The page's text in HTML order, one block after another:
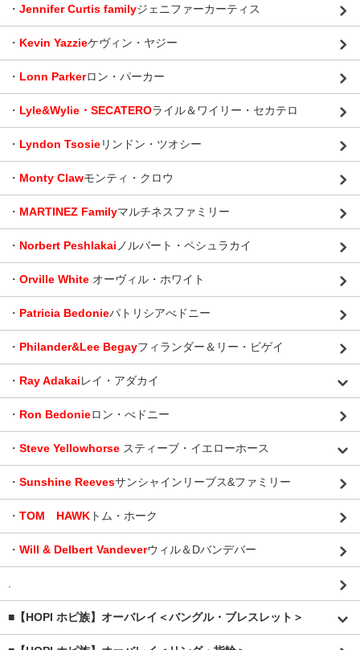
・ Jennifer Curtis familyジェニファーカーティス
・ Kevin Yazzieケヴィン・ヤジー
・ Lonn Parkerロン・パーカー
・ Lyle&Wylie・SECATEROライル＆ワイリー・セカテロ
・ Lyndon Tsosieリンドン・ツオシー
・ Monty Clawモンティ・クロウ
・ MARTINEZ Familyマルチネスファミリー
・ Norbert Peshlakai ノルバート・ペシュラカイ
・ Orville White オーヴィル・ホワイト
・ Patricia Bedonieパトリシアべドニー
・ Philander&Lee Begayフィランダー＆リー・ビゲイ
・ Ray Adakaiレイ・アダカイ
・ Ron Bedonieロン・べドニー
・ Steve Yellowhorse スティーブ・イエローホース
・ Sunshine Reevesサンシャインリーブス&ファミリー
・ TOM HAWK トム・ホーク
・ Will & Delbert Vandeverウィル＆Dバンデバー
.
■【HOPI ホピ族】オーバレイ＜バングル・ブレスレット＞